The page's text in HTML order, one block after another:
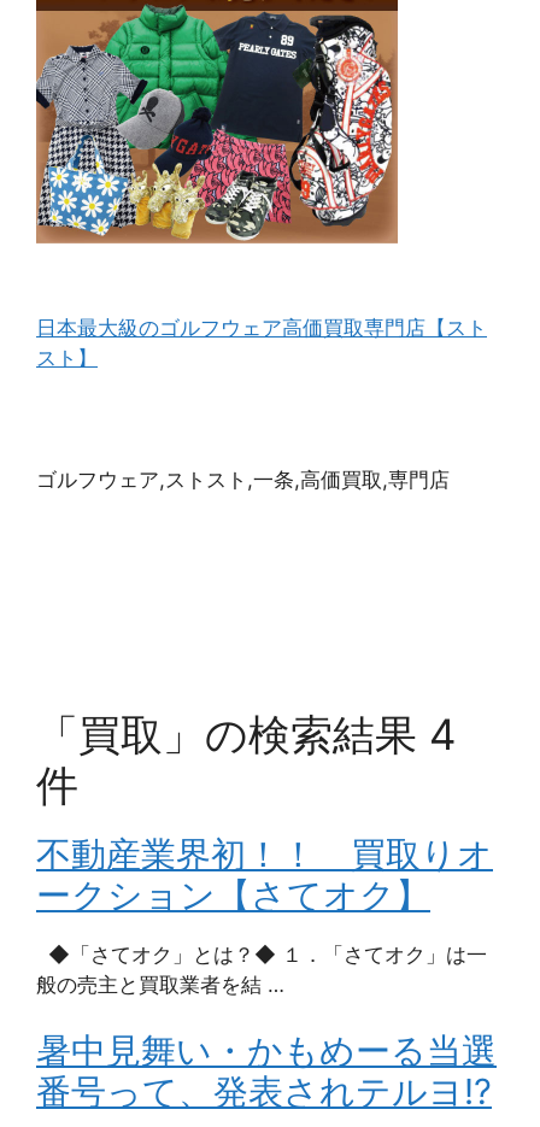
日本最大級のゴルフウェア高価買取専門店【スト
スト】
ゴルフウェア,ストスト,一条,高価買取,専門店
「買取」の検索結果 4
件
不動産業界初！！ 買取りオ
ークション【さてオク】
◆「さてオク」とは？◆ １．「さてオク」は一
般の売主と買取業者を結 …
暑中見舞い・かもめーる当選
番号って、発表されテルヨ⁉